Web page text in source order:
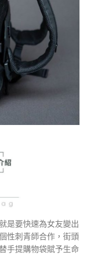
是要快速為女友變出
性刺青師合作，街頭
手提購物袋賦予生命